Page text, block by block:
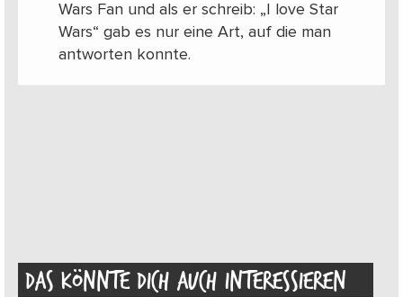
Wars Fan und als er schreib: „I love Star
Wars“ gab es nur eine Art, auf die man
antworten konnte.
DAS KÖNNTE DICH AUCH INTERESSIEREN